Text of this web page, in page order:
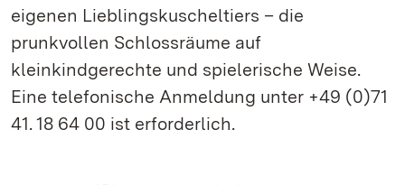
eigenen Lieblingskuscheltiers – die
prunkvollen Schlossräume auf
kleinkindgerechte und spielerische Weise.
Eine telefonische Anmeldung unter +49 (0)71
41. 18 64 00 ist erforderlich.